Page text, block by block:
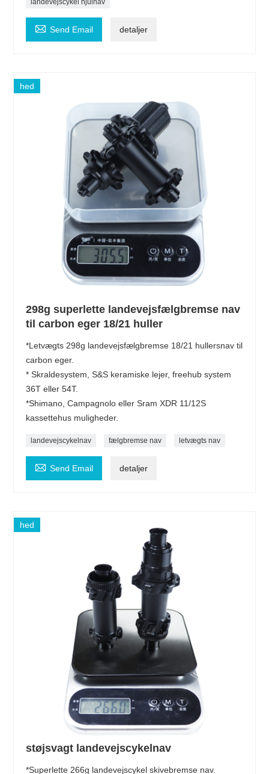
 Send Email detaljer
hed
298g superlette landevejsfælgbremse nav
til carbon eger 18/21 huller
*Letvægts 298g landevejsfælgbremse 18/21 hullersnav til
carbon eger.
* Skraldesystem, S&S keramiske lejer, freehub system
36T eller 54T.
*Shimano, Campagnolo eller Sram XDR 11/12S
kassettehus muligheder.
landevejscykelnav fælgbremse nav letvægts nav
 Send Email detaljer
hed
støjsvagt landevejscykelnav
*Superlette 266g landevejscykel skivebremse nav.